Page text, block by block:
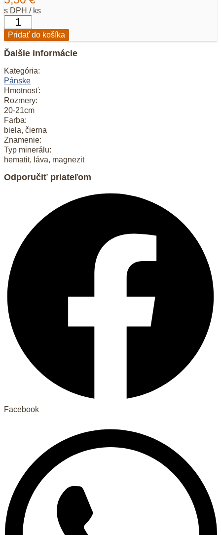
s DPH / ks
množstvo
Pánsky
náramok
8mm
Pridať do košíka
Ďalšie informácie
Kategória:
Pánske
Hmotnosť:
Rozmery:
20-21cm
Farba:
biela, čierna
Znamenie:
Typ minerálu:
hematit, láva, magnezit
Odporučiť priateľom
Facebook